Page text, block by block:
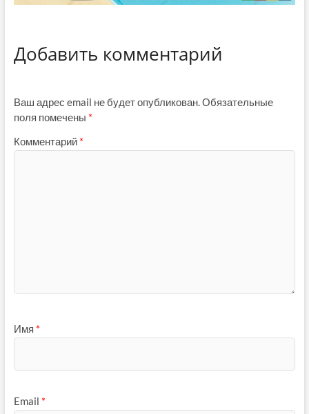
Добавить комментарий
Ваш адрес email не будет опубликован.Обязательные
поля помечены *
Комментарий *
Имя *
Email *